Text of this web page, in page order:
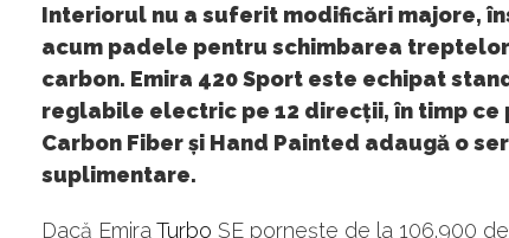
Interiorul nu a suferit modificări majore,
acum padele pentru schimbarea
carbon. Emira 420 Sport este echipat
reglabile electric pe 12 direcții, în timp
Carbon Fiber și Hand Painted adaugă o
suplimentare.
Dacă Emira Turbo SE pornește de la 106.900